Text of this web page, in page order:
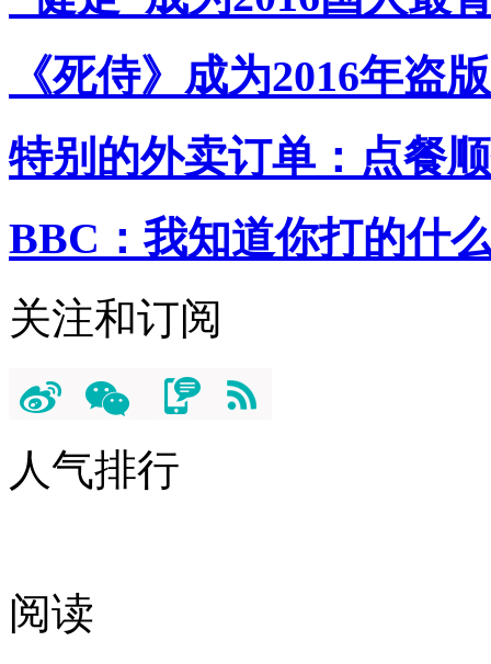
《死侍》成为2016年盗
特别的外卖订单：点餐
BBC：我知道你打的什
关注和订阅
人气排行
阅读